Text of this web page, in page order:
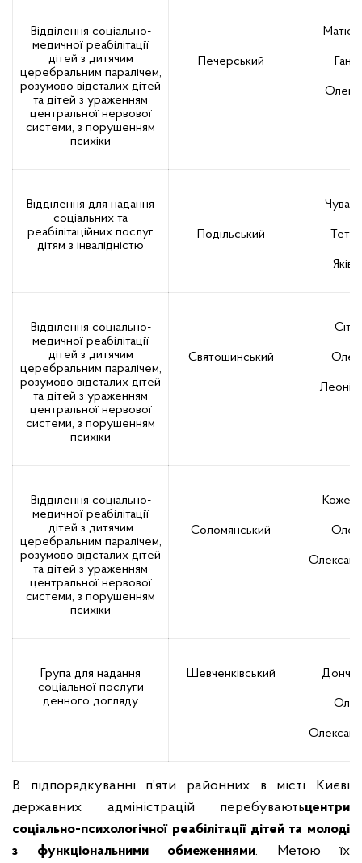
Відділення соціально-
медичної реабілітації
дітей з дитячим
церебральним паралічем,
розумово відсталих дітей
та дітей з ураженням
центральної нервової
системи, з порушенням
психіки
Печерський
Відділення для надання
соціальних та
реабілітаційних послуг
дітям з інвалідністю
Подільський
Відділення соціально-
медичної реабілітації
дітей з дитячим
церебральним паралічем,
розумово відсталих дітей
та дітей з ураженням
центральної нервової
системи, з порушенням
психіки
Святошинський
Відділення соціально-
медичної реабілітації
дітей з дитячим
церебральним паралічем,
розумово відсталих дітей
та дітей з ураженням
центральної нервової
системи, з порушенням
психіки
Соломянський
Група для надання
соціальної послуги
денного догляду
Шевченківський
В підпорядкуванні п’яти районних в місті Києві
державних адміністрацій перебуваютьцентри
соціально-психологічної реабілітації дітей та молоді
з функціональними обмеженнями. Метою їх